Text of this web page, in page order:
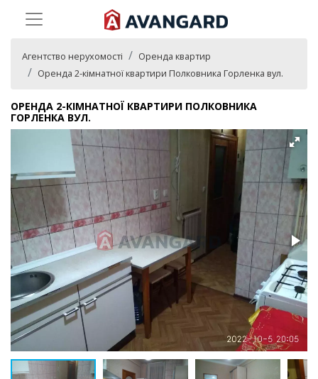
Агентство нерухомості
Оренда квартир
Оренда 2-кімнатної квартири Полковника Горленка вул.
ОРЕНДА 2-КІМНАТНОЇ КВАРТИРИ ПОЛКОВНИКА
ГОРЛЕНКА ВУЛ.